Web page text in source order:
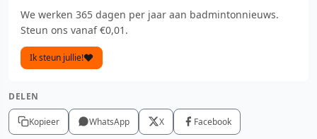
We werken 365 dagen per jaar aan badmintonnieuws.
Steun ons vanaf €0,01.
Ik steun jullie!
DELEN
Kopieer WhatsApp X Facebook